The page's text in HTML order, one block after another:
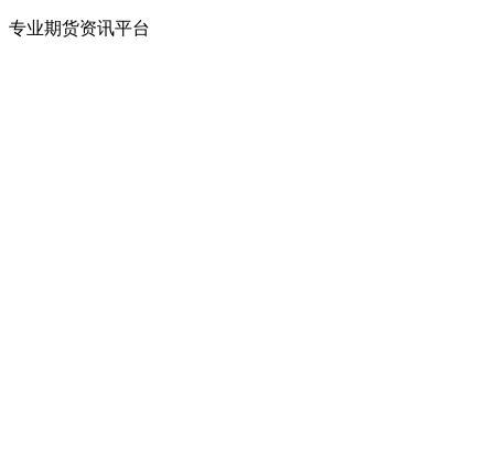
专业期货资讯平台